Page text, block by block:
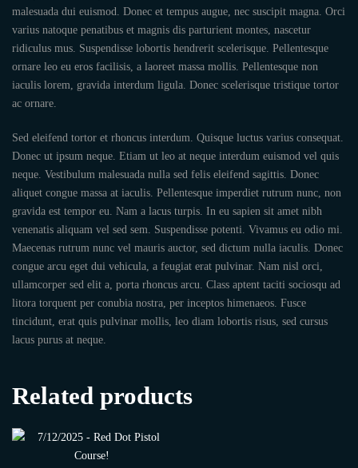
malesuada dui euismod. Donec et tempus augue, nec suscipit magna. Orci
varius natoque penatibus et magnis dis parturient montes, nascetur
ridiculus mus. Suspendisse lobortis hendrerit scelerisque. Pellentesque
ornare leo eu eros facilisis, a laoreet massa mollis. Pellentesque non
iaculis lorem, gravida interdum ligula. Donec scelerisque tristique tortor
ac ornare.
Sed eleifend tortor et rhoncus interdum. Quisque luctus varius consequat.
Donec ut ipsum neque. Etiam ut leo at neque interdum euismod vel quis
neque. Vestibulum malesuada nulla sed felis eleifend sagittis. Donec
aliquet congue massa at iaculis. Pellentesque imperdiet rutrum nunc, non
gravida est tempor eu. Nam a lacus turpis. In eu sapien sit amet nibh
venenatis aliquam vel sed sem. Suspendisse potenti. Vivamus eu odio mi.
Maecenas rutrum nunc vel mauris auctor, sed dictum nulla iaculis. Donec
congue arcu eget dui vehicula, a feugiat erat pulvinar. Nam nisl orci,
ullamcorper sed elit a, porta rhoncus arcu. Class aptent taciti sociosqu ad
litora torquent per conubia nostra, per inceptos himenaeos. Fusce
tincidunt, erat quis pulvinar mollis, leo diam lobortis risus, sed cursus
lacus purus at neque.
Related products